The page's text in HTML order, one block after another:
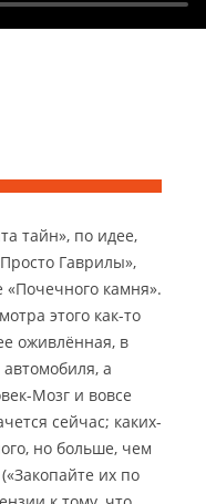
тайн», по идее,
Гаврилы»,
камня».
этого как-то
оживлённая, в
а
Мозг и вовсе
сейчас; каких-
но больше, чем
их по